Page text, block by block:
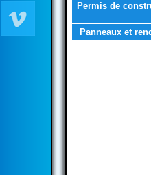
Permis de
Panneaux et